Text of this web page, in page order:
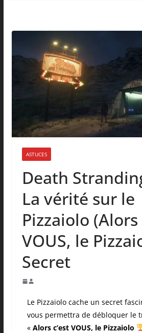
ASTUCES
Death
La vérité sur le
Pizzaiolo (Alors
VOUS, le
Secret
Le Pizzaiolo cache un secret
vous permettra de débloquer le
« Alors c’est VOUS, le Pizzaiolo